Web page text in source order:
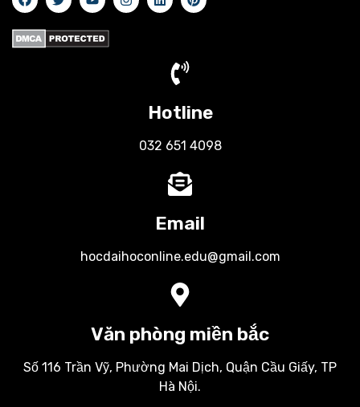
Hotline
032 651 4098
Email
hocdaihoconline.edu@gmail.com
Văn phòng miền bắc
Số 116 Trần Vỹ, Phường Mai Dịch, Quận Cầu Giấy, TP
Hà Nội.